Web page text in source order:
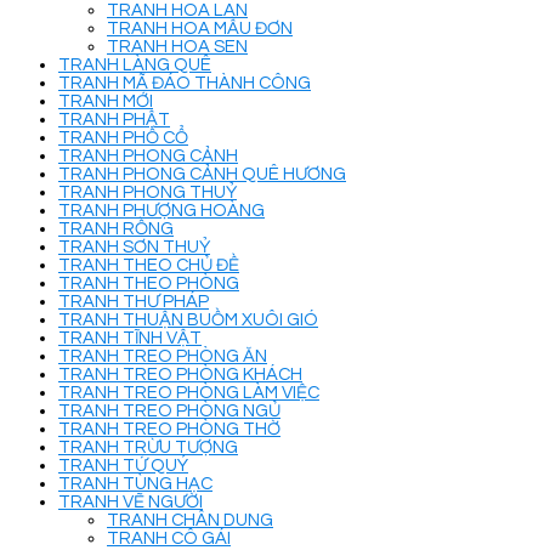
TRANH HOA LAN
TRANH HOA MẪU ĐƠN
TRANH HOA SEN
TRANH LÀNG QUÊ
TRANH MÃ ĐÁO THÀNH CÔNG
TRANH MỚI
TRANH PHẬT
TRANH PHỐ CỔ
TRANH PHONG CẢNH
TRANH PHONG CẢNH QUÊ HƯƠNG
TRANH PHONG THUỶ
TRANH PHƯỢNG HOÀNG
TRANH RỒNG
TRANH SƠN THUỶ
TRANH THEO CHỦ ĐỀ
TRANH THEO PHÒNG
TRANH THƯ PHÁP
TRANH THUẬN BUỒM XUÔI GIÓ
TRANH TĨNH VẬT
TRANH TREO PHÒNG ĂN
TRANH TREO PHÒNG KHÁCH
TRANH TREO PHÒNG LÀM VIỆC
TRANH TREO PHÒNG NGỦ
TRANH TREO PHÒNG THỜ
TRANH TRỪU TƯỢNG
TRANH TỨ QUÝ
TRANH TÙNG HẠC
TRANH VẼ NGƯỜI
TRANH CHÂN DUNG
TRANH CÔ GÁI